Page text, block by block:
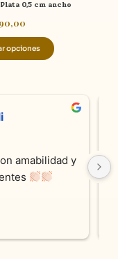
0,5 cm ancho
opciones
producto
el inicio soy clienta
y siempre muy